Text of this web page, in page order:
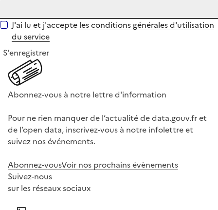
J'ai lu et j'accepte les conditions générales d'utilisation
du service
S'enregistrer
Abonnez-vous à notre lettre d'information
Pour ne rien manquer de l’actualité de data.gouv.fr et
de l’open data, inscrivez-vous à notre infolettre et
suivez nos événements.
Abonnez-vousVoir nos prochains évènements
Suivez-nous
sur les réseaux sociaux